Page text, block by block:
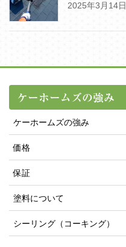
2025年3月14日
ケーホームズの強み
ケーホームズの強み
価格
保証
塗料について
シーリング（コーキング）